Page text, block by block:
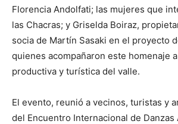
Florencia Andolfati; las mujeres que
las Chacras; y Griselda Boiraz,
socia de Martín Sasaki en el proyecto
quienes acompañaron este homenaje
productiva y turística del valle.
El evento, reunió a vecinos, turistas y
del Encuentro Internacional de